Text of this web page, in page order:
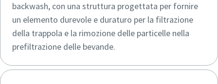
backwash, con una struttura progettata per fornire
un elemento durevole e duraturo per la filtrazione
della trappola e la rimozione delle particelle nella
prefiltrazione delle bevande.